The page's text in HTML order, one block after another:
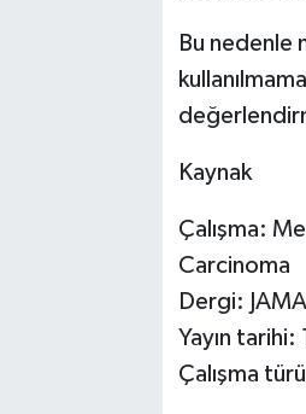
Bu nedenle
Kaynak
Çalışma:
Carcinoma
Dergi:
Yayın
Çalışma